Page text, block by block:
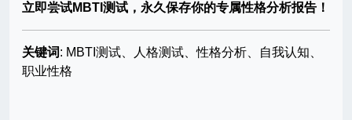
立即尝试MBTI测试，永久保存你的专属性格分析报告！
关键词: MBTI测试、人格测试、性格分析、自我认知、
职业性格